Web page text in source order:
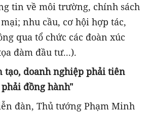
tin về môi trường, chính sách
nhu cầu, cơ hội hợp tác,
qua tổ chức các đoàn xúc
đàm đầu tư...).
tạo, doanh nghiệp phải tiên
đồng hành"
đàn, Thủ tướng Phạm Minh